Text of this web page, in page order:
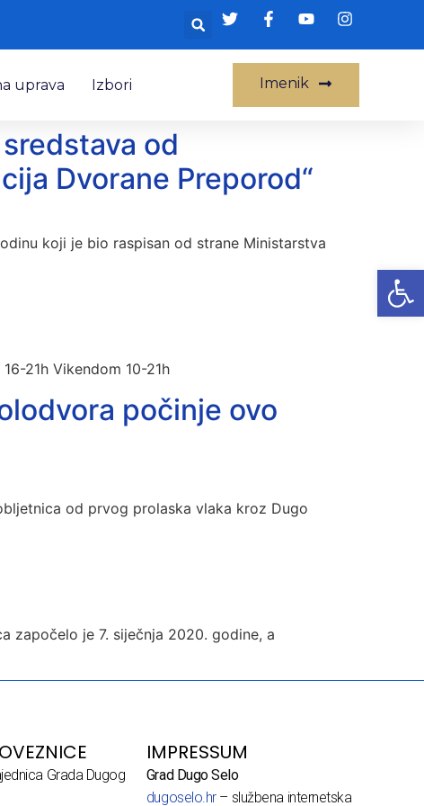
uprava Izbori Imenik
od
Dvorane Preporod“
koji je bio raspisan od strane Ministarstva
21h Vikendom 10-21h
počinje ovo
od prvog prolaska vlaka kroz Dugo
započelo je 7. siječnja 2020. godine, a
Grada Dugog
IMPRESSUM
Grad Dugo Selo
dugoselo.hr– službena internetska